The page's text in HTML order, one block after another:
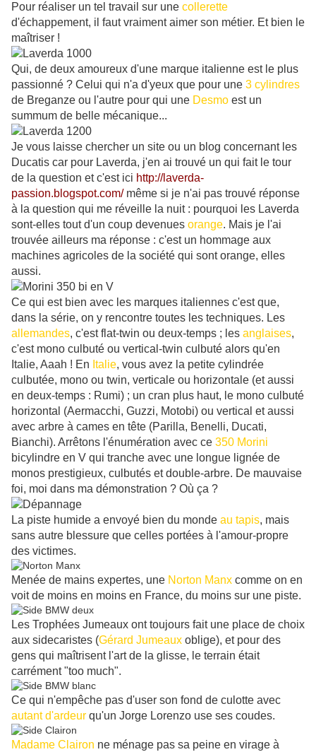
Pour réaliser un tel travail sur une collerette
d'échappement, il faut vraiment aimer son métier. Et bien le
maîtriser !
Qui, de deux amoureux d'une marque italienne est le plus
passionné ? Celui qui n'a d'yeux que pour une 3 cylindres
de Breganze ou l'autre pour qui une Desmo est un
summum de belle mécanique...
Je vous laisse chercher un site ou un blog concernant les
Ducatis car pour Laverda, j'en ai trouvé un qui fait le tour
de la question et c'est ici http://laverda-
passion.blogspot.com/ même si je n'ai pas trouvé réponse
à la question qui me réveille la nuit : pourquoi les Laverda
sont-elles tout d'un coup devenues orange. Mais je l'ai
trouvée ailleurs ma réponse : c'est un hommage aux
machines agricoles de la société qui sont orange, elles
aussi.
Ce qui est bien avec les marques italiennes c'est que,
dans la série, on y rencontre toutes les techniques. Les
allemandes, c'est flat-twin ou deux-temps ; les anglaises,
c'est mono culbuté ou vertical-twin culbuté alors qu'en
Italie, Aaah ! En Italie, vous avez la petite cylindrée
culbutée, mono ou twin, verticale ou horizontale (et aussi
en deux-temps : Rumi) ; un cran plus haut, le mono culbuté
horizontal (Aermacchi, Guzzi, Motobi) ou vertical et aussi
avec arbre à cames en tête (Parilla, Benelli, Ducati,
Bianchi). Arrêtons l'énumération avec ce 350 Morini
bicylindre en V qui tranche avec une longue lignée de
monos prestigieux, culbutés et double-arbre. De mauvaise
foi, moi dans ma démonstration ? Où ça ?
La piste humide a envoyé bien du monde au tapis, mais
sans autre blessure que celles portées à l'amour-propre
des victimes.
Menée de mains expertes, une Norton Manx comme on en
voit de moins en moins en France, du moins sur une piste.
Les Trophées Jumeaux ont toujours fait une place de choix
aux sidecaristes (Gérard Jumeaux oblige), et pour des
gens qui maîtrisent l'art de la glisse, le terrain était
carrément "too much".
Ce qui n'empêche pas d'user son fond de culotte avec
autant d'ardeur qu'un Jorge Lorenzo use ses coudes.
Madame Clairon ne ménage pas sa peine en virage à